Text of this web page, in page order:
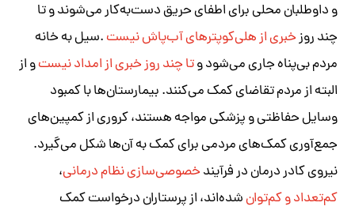
و داوطلبان محلی برای اطفای حریق دست‌به‌کار می‌شوند و تا
چند روزخبری از هلی‌کوپترهای آب‌پاش نیست.سیل به خانه
مردم بی‌پناه جاری می‌شود وتا چند روز خبری از امداد نیستو از
البته از مردم تقاضای کمک می‌کنند. بیمارستان‌ها با کمبود
وسایل حفاظتی و پزشکی مواجه هستند، کروری از کمپین‌های
جمع‌آوری کمک‌های مردمی برای کمک به آن‌ها شکل می‌گیرد.
نیروی کادر درمان در فرآیندخصوصی‌سازی نظام درمانی،
کم‌تعداد و کم‌توانشده‌اند، از پرستاران درخواست کمک